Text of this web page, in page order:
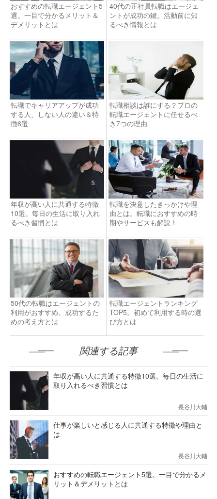
おすすめの転職エージェント5
選。一目で分かるメリット＆
デメリットとは
40代の正社員転職はエージェ
ントが成功の鍵。活動前に知
るべき情報とは
転職でキャリアアップが成功
する人、しない人の違い＆特
徴6選
転職相談は誰にする？プロの
転職エージェントに任せるべ
き7つの理由
年収が高い人に共通する特徴
10選。毎日の生活に取り入れ
るべき習慣とは
転職を決意したきっかけや理
由とは。転職におすすめの時
期やサービスも解説！
50代の転職はエージェントの
利用がおすすめ。成功するた
めの考え方とは
転職エージェントランキング
TOP5。初めて利用する時の選
び方とは
関連する記事
年収が高い人に共通する特徴10選。毎日の生活に
取り入れるべき習慣とは
長谷川大輔
仕事が楽しいと感じる人に共通する特徴や理由と
は
長谷川大輔
おすすめの転職エージェント5選。一目で分かるメ
リット＆デメリットとは